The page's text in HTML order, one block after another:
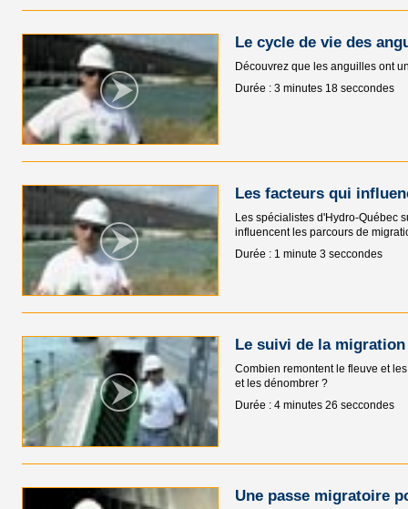
Le cycle de vie des
Découvrez que les anguilles ont
Durée : 3 minutes 18 seccondes
Les facteurs qui
Les spécialistes d'Hydro-Québec
influencent les parcours de
Durée : 1 minute 3 seccondes
Le suivi de la
Combien remontent le fleuve et
et les dénombrer ?
Durée : 4 minutes 26 seccondes
Une passe migratoire